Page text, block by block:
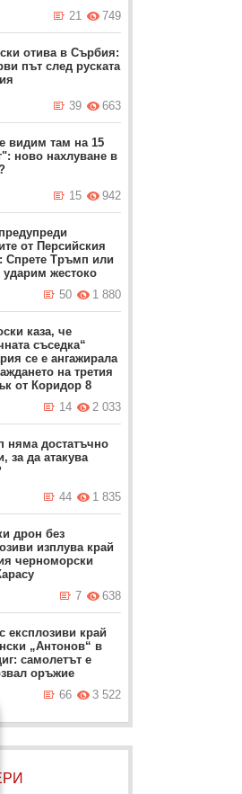
749
21
отива в Сърбия:
път след руската
663
39
видим там на 15
ново нахлуване в
942
15
от Персийския
Спрете Тръмп или
жестоко
1 880
50
каза, че
съседка“
се е ангажирала
на третия
от Коридор 8
2 033
14
няма достатъчно
за да атакува
1 835
44
дрон без
изплува край
черноморски
638
7
експлозиви край
„Антонов“ в
самолетът е
оръжие
3 522
66